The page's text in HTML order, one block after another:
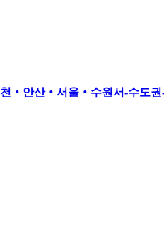
천‧안산‧서울‧수원서-수도권